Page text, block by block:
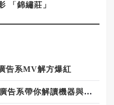
「錦繡莊」
告系MV解方爆紅
AI戰爭？綻爭？！文化廣告系帶你解讀機器與人類的奧妙關係